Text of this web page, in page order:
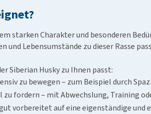
starken Charakter und besonderen
Lebensumstände zu dieser Rasse
Siberian Husky zu Ihnen passt:
zu bewegen – zum Beispiel durch
zu fordern – mit Abwechslung, Training
vorbereitet auf eine eigenständige und